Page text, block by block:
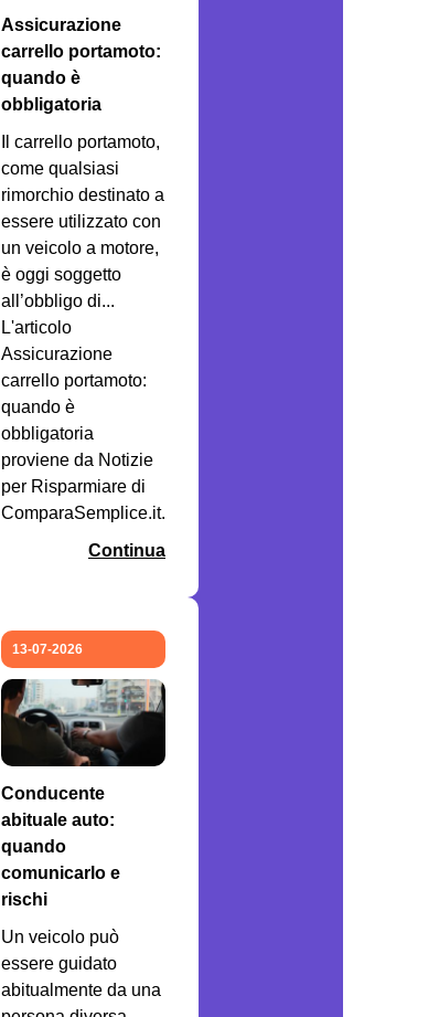
Assicurazione
carrello portamoto:
quando è
obbligatoria
Il carrello portamoto,
come qualsiasi
rimorchio destinato a
essere utilizzato con
un veicolo a motore,
è oggi soggetto
all’obbligo di...
L'articolo
Assicurazione
carrello portamoto:
quando è
obbligatoria
proviene da Notizie
per Risparmiare di
ComparaSemplice.it.
Continua
13-07-2026
Conducente
abituale auto:
quando
comunicarlo e
rischi
Un veicolo può
essere guidato
abitualmente da una